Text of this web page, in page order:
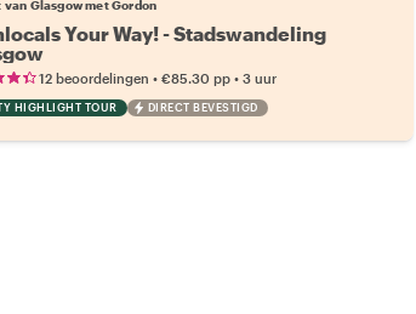
van Glasgow met Gordon
Your Way! - Stadswandeling
12 beoordelingen •€85.30 pp •3 uur
HIGHLIGHT TOUR DIRECT BEVESTIGD